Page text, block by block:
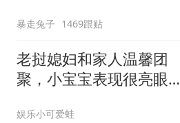
暴走兔子 1469跟贴
老挝媳妇和家人温馨团
聚，小宝宝表现很亮眼，
娱乐小可爱蛙